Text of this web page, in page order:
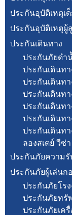
ประกันอุบัติเหตุเด็
ประกันอุบัติเหตุผู้
ประกันเดินทาง
ประกันภัยดำ
ประกันเดินทา
ประกันเดินท
ประกันเดินทา
ประกันเดินท
ประกันเดินท
ประกันเดินท
ลองสเตย์ วีซ่า
ประกันภัยความรั
ประกันภัยผู้เล่นก
ประกันภัยโร
ประกันภัยทรั
ประกันภัยเค